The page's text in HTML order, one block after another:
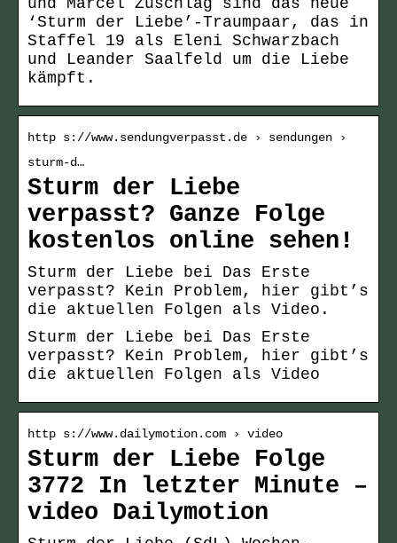
und Marcel Zuschlag sind das neue
‘Sturm der Liebe’-Traumpaar, das in
Staffel 19 als Eleni Schwarzbach
und Leander Saalfeld um die Liebe
kämpft.
http s://www.sendungverpasst.de › sendungen ›
sturm-d…
Sturm der Liebe
verpasst? Ganze Folge
kostenlos online sehen!
Sturm der Liebe bei Das Erste
verpasst? Kein Problem, hier gibt’s
die aktuellen Folgen als Video.
Sturm der Liebe bei Das Erste
verpasst? Kein Problem, hier gibt’s
die aktuellen Folgen als Video
http s://www.dailymotion.com › video
Sturm der Liebe Folge
3772 In letzter Minute –
video Dailymotion